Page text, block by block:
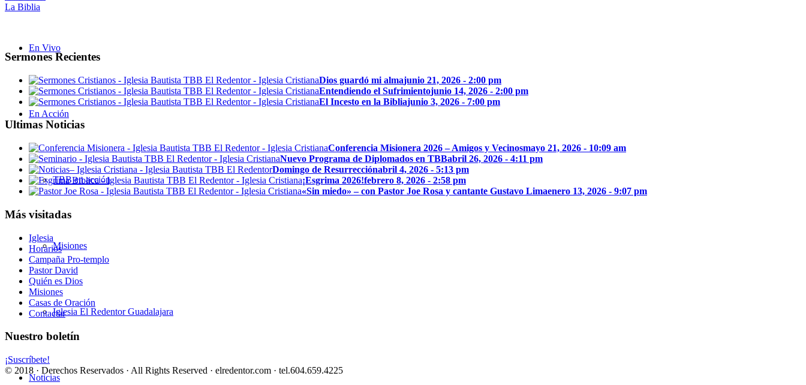
En Vivo
En Acción
TBB en acción
Misiones
Iglesia El Redentor Guadalajara
Noticias
La Biblia
Sermones Recientes
Dios guardó mi almajunio 21, 2026 - 2:00 pm
Entendiendo el Sufrimientojunio 14, 2026 - 2:00 pm
El Incesto en la Bibliajunio 3, 2026 - 7:00 pm
Ultimas Noticias
Conferencia Misionera 2026 – Amigos y Vecinosmayo 21, 2026 - 10:09 am
Nuevo Programa de Diplomados en TBBabril 26, 2026 - 4:11 pm
Domingo de Resurrecciónabril 4, 2026 - 5:13 pm
¡Esgrima 2026!febrero 8, 2026 - 2:58 pm
«Sin miedo» – con Pastor Joe Rosa y cantante Gustavo Limaenero 13, 2026 - 9:07 pm
Más visitadas
Iglesia
Horarios
Campaña Pro-templo
Pastor David
Quién es Dios
Misiones
Casas de Oración
Contactar
Nuestro boletín
¡Suscríbete!
© 2018 · Derechos Reservados · All Rights Reserved · elredentor.com · tel.604.659.4225